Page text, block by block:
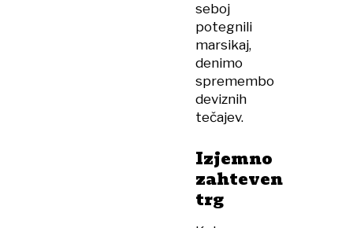
seboj
potegnili
marsikaj,
denimo
spremembo
deviznih
tečajev.
Izjemno
zahteven
trg